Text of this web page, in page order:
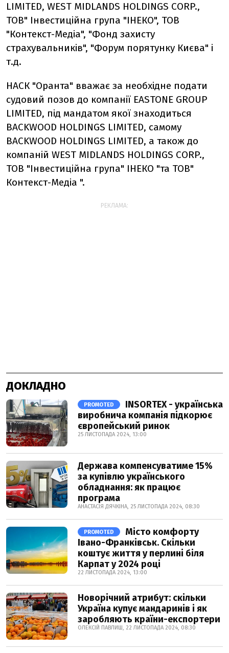
LIMITED, WEST MIDLANDS HOLDINGS CORP.,
ТОВ" Інвестиційна група "ІНЕКО", ТОВ
"Контекст-Медіа", "Фонд захисту
страхувальників", "Форум порятунку Києва" і
т.д.
НАСК "Оранта" вважає за необхідне подати
судовий позов до компанії EASTONE GROUP
LIMITED, під мандатом якої знаходиться
BACKWOOD HOLDINGS LIMITED, самому
BACKWOOD HOLDINGS LIMITED, а також до
компаній WEST MIDLANDS HOLDINGS CORP.,
ТОВ "Інвестиційна група" ІНЕКО "та ТОВ"
Контекст-Медіа ".
РЕКЛАМА:
ДОКЛАДНО
PROMOTED
INSORTEX - українська
виробнича компанія підкорює
європейський ринок
25 ЛИСТОПАДА 2024, 13:00
Держава компенсуватиме 15%
за купівлю українського
обладнання: як працює
програма
АНАСТАСІЯ ДЯЧКІНА, 25 ЛИСТОПАДА 2024, 08:30
PROMOTED
Місто комфорту
Івано-Франківськ. Скільки
коштує життя у перлині біля
Карпат у 2024 році
22 ЛИСТОПАДА 2024, 13:00
Новорічний атрибут: скільки
Україна купує мандаринів і як
заробляють країни-експортери
ОЛЕКСІЙ ПАВЛИШ, 22 ЛИСТОПАДА 2024, 08:30